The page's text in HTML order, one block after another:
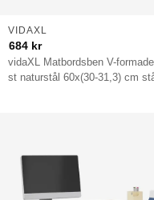
vidaXL Matbordsben V-
st naturstål 60x(30-31,3) cm
VIDAXL
684 kr